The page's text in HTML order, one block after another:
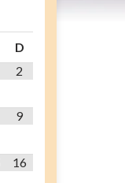
D
2
9
16